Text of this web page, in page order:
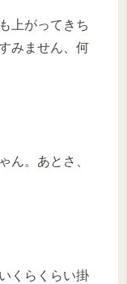
上がってきち
みません、何
ん。あとさ、
くらくらい掛